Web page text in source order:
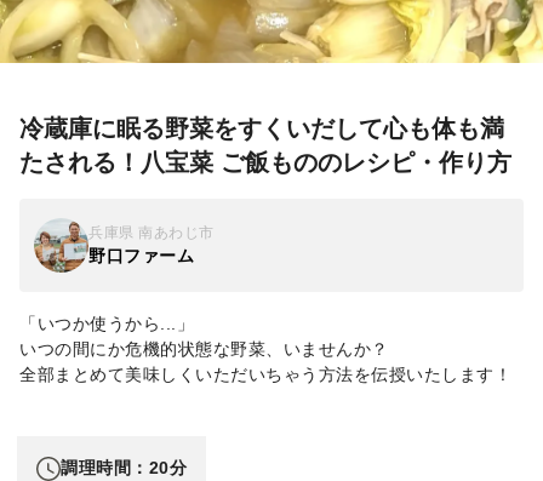
冷蔵庫に眠る野菜をすくいだして心も体も満
たされる！八宝菜 ご飯もののレシピ・作り方
兵庫県 南あわじ市
野口ファーム
「いつか使うから...」
いつの間にか危機的状態な野菜、いませんか？
全部まとめて美味しくいただいちゃう方法を伝授いたします！
調理時間：20分